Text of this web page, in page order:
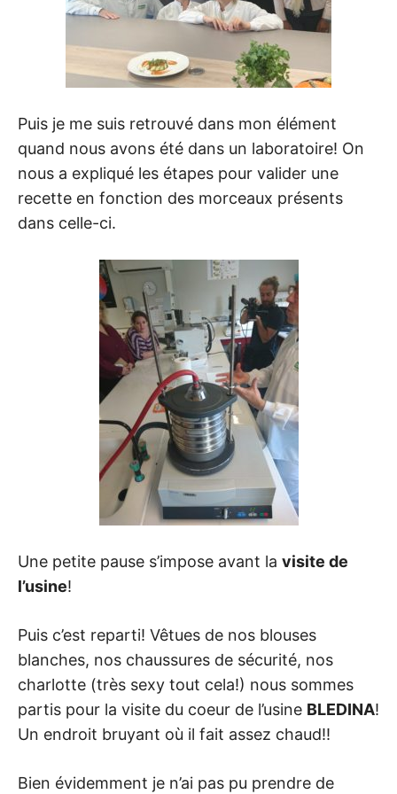
Puis je me suis retrouvé dans mon élément
quand nous avons été dans un laboratoire! On
nous a expliqué les étapes pour valider une
recette en fonction des morceaux présents
dans celle-ci.
Une petite pause s’impose avant la visite de
l’usine!
Puis c’est reparti! Vêtues de nos blouses
blanches, nos chaussures de sécurité, nos
charlotte (très sexy tout cela!) nous sommes
partis pour la visite du coeur de l’usine BLEDINA!
Un endroit bruyant où il fait assez chaud!!
Bien évidemment je n’ai pas pu prendre de